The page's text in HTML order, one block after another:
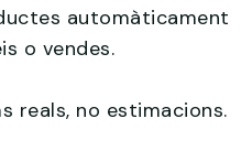
automàticament
o vendes.
reals, no estimacions.